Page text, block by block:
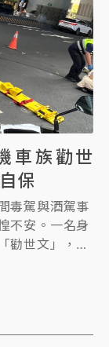
車族勸世
保
毒駕與酒駕事
不安。一名身
勸世文」，直
結合自身與警
」。她呼籲大
自身安全。